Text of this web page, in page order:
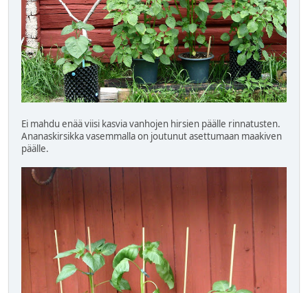
Ei mahdu enää viisi kasvia vanhojen hirsien päälle rinnatusten.
Ananaskirsikka vasemmalla on joutunut asettumaan maakiven
päälle.